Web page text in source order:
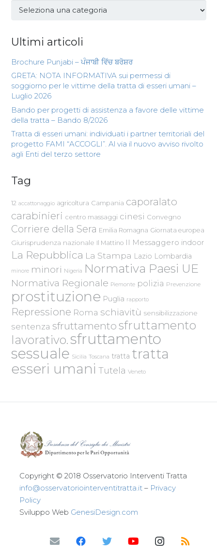
Categorie
Ultimi articoli
Brochure Punjabi – ਪੰਜਾਬੀ ਵਿੱਚ ਬਰੋਸ਼ਰ
GRETA: NOTA INFORMATIVA sui permessi di
soggiorno per le vittime della tratta di esseri umani –
Luglio 2026
Bando per progetti di assistenza a favore delle vittime
della tratta – Bando 8/2026
Tratta di esseri umani: individuati i partner territoriali del
progetto FAMI “ACCOGLI”. Al via il nuovo avviso rivolto
agli Enti del terzo settore
Tag
12 accattonaggio agricoltura Campania caporalato
carabinieri centro massaggi cinesi Convegno
Corriere della Sera Emilia Romagna Giornata europea
Giurisprudenza nazionale Il Mattino Il Messaggero indoor
La Repubblica La Stampa Lazio Lombardia
minore minori Nigeria Normativa Paesi UE
Normativa Regionale Piemonte polizia Prevenzione
prostituzione Puglia rapporto
Repressione Roma schiavitù sensibilizzazione
sentenza sfruttamento sfruttamento
lavorativo.sfruttamento
sessuale Sicilia Toscana tratta tratta
esseri umani Tutela Veneto
Copyright © 2018 Osservatorio Interventi Tratta
info@osservatoriointerventitratta.it – Privacy
Policy
Sviluppo Web GenesiDesign.com